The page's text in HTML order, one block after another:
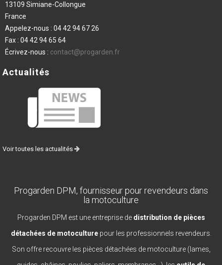
13109 Simiane-Collongue
France
Appelez-nous : 04 42 94 67 26
Fax : 04 42 94 65 64
Écrivez-nous : contact@progarden.fr
Actualités
Voir toutes les actualités
Progarden DPM, fournisseur pour revendeurs dans
la motoculture
Progarden DPM est une entreprise de distribution de pièces
détachées de motoculturepour les professionnels revendeurs.
Son offre recouvre les pièces détachées de motoculture (lames,